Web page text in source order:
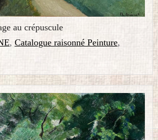
au crépuscule
, Catalogue raisonné Peinture,